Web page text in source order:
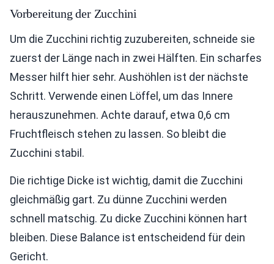
Vorbereitung der Zucchini
Um die Zucchini richtig zuzubereiten, schneide sie
zuerst der Länge nach in zwei Hälften. Ein scharfes
Messer hilft hier sehr. Aushöhlen ist der nächste
Schritt. Verwende einen Löffel, um das Innere
herauszunehmen. Achte darauf, etwa 0,6 cm
Fruchtfleisch stehen zu lassen. So bleibt die
Zucchini stabil.
Die richtige Dicke ist wichtig, damit die Zucchini
gleichmäßig gart. Zu dünne Zucchini werden
schnell matschig. Zu dicke Zucchini können hart
bleiben. Diese Balance ist entscheidend für dein
Gericht.